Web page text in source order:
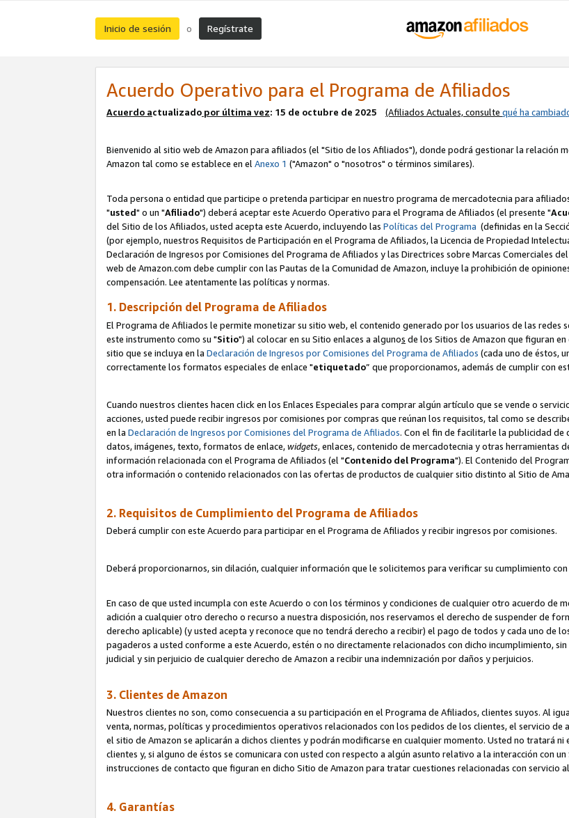
Inicio de sesión o Regístrate
Acuerdo Operativo para el Programa de Afiliados
Acuerdo actualizado por última vez: 15 de octubre de 2025 (Afiliados Actuales, consulte qué ha
Bienvenido al sitio web de Amazon para afiliados (el "Sitio de los Afiliados"), donde podrá gestionar la relación
Amazon tal como se establece en elAnexo 1 ("Amazon" o "nosotros" o términos similares).
Toda persona o entidad que participe o pretenda participar en nuestro programa de mercadotecnia para
"usted" o un "Afiliado") deberá aceptar este Acuerdo Operativo para el Programa de Afiliados (el presente "
del Sitio de los Afiliados, usted acepta este Acuerdo, incluyendo las Políticas del Programa (definidas en la
(por ejemplo, nuestros Requisitos de Participación en el Programa de Afiliados, la Licencia de Propiedad
Declaración de Ingresos por Comisiones del Programa de Afiliados y las Directrices sobre Marcas Comerciales
web de Amazon.com debe cumplir con las Pautas de la Comunidad de Amazon, incluye la prohibición de
compensación. Lee atentamente las políticas y normas.
1. Descripción del Programa de Afiliados
El Programa de Afiliados le permite monetizar su sitio web, el contenido generado por los usuarios de las redes
este instrumento como su "Sitio") al colocar en su Sitio enlaces a algunos de los Sitios de Amazon que figuran
sitio que se incluya en la Declaración de Ingresos por Comisiones del Programa de Afiliados (cada uno de éstos,
correctamente los formatos especiales de enlace "etiquetado” que proporcionamos, además de cumplir con
Cuando nuestros clientes hacen click en los Enlaces Especiales para comprar algún artículo que se vende o
acciones, usted puede recibir ingresos por comisiones por compras que reúnan los requisitos, tal como se
en la Declaración de Ingresos por Comisiones del Programa de Afiliados. Con el fin de facilitarle la publicidad de
datos, imágenes, texto, formatos de enlace,widgets, enlaces, contenido de mercadotecnia y otras herramientas
información relacionada con el Programa de Afiliados (el "Contenido del Programa"). El Contenido del
otra información o contenido relacionados con las ofertas de productos de cualquier sitio distinto al Sitio de
2. Requisitos de Cumplimiento del Programa de Afiliados
Deberá cumplir con este Acuerdo para participar en el Programa de Afiliados y recibir ingresos por comisiones.
Deberá proporcionarnos, sin dilación, cualquier información que le solicitemos para verificar su cumplimiento con
En caso de que usted incumpla con este Acuerdo o con los términos y condiciones de cualquier otro acuerdo de
adición a cualquier otro derecho o recurso a nuestra disposición, nos reservamos el derecho de suspender de
derecho aplicable) (y usted acepta y reconoce que no tendrá derecho a recibir) el pago de todos y cada uno de
pagaderos a usted conforme a este Acuerdo, estén o no directamente relacionados con dicho incumplimiento,
judicial y sin perjuicio de cualquier derecho de Amazon a recibir una indemnización por daños y perjuicios.
3. Clientes de Amazon
Nuestros clientes no son, como consecuencia a su participación en el Programa de Afiliados, clientes suyos. Al
venta, normas, políticas y procedimientos operativos relacionados con los pedidos de los clientes, el servicio de
el sitio de Amazon se aplicarán a dichos clientes y podrán modificarse en cualquier momento. Usted no tratará
clientes y, si alguno de éstos se comunicara con usted con respecto a algún asunto relativo a la interacción con
instrucciones de contacto que figuran en dicho Sitio de Amazon para tratar cuestiones relacionadas con servicio
4. Garantías